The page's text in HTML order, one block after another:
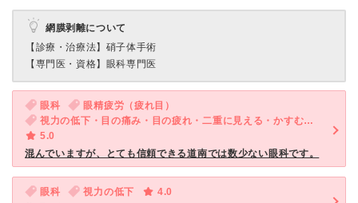
網膜剥離について
【診療・治療法】 硝子体手術
【専門医・資格】 眼科専門医
眼科
眼精疲労（疲れ目）
視力の低下・目の痛み・目の疲れ・二重に見える・かすむ・目がチラチラする
5.0
混んでいますが、とても信頼できる道南では数少ない眼科です。
眼科 視力の低下
4.0